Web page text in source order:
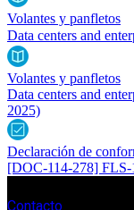
Volantes y panfletos
Data centers and
Volantes y panfletos
Data centers and
2025)
Declaración de
[DOC-114-278]
Contacto